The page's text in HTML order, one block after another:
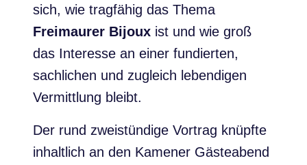
sich, wie tragfähig das Thema
Freimaurer Bijoux ist und wie groß
das Interesse an einer fundierten,
sachlichen und zugleich lebendigen
Vermittlung bleibt.
Der rund zweistündige Vortrag knüpfte
inhaltlich an den Kamener Gästeabend